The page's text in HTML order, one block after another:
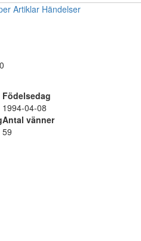
Artiklar Händelser
Födelsedag
1994-04-08
Antal vänner
59